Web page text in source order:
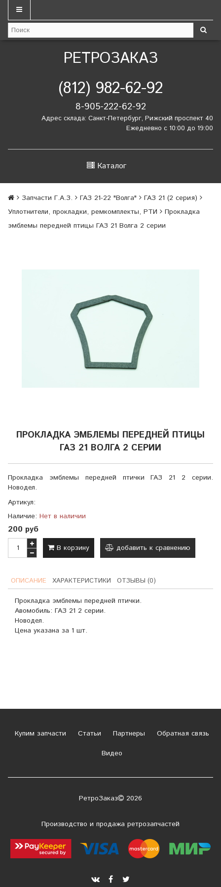
РЕТРОЗАКАЗ
(812) 982-62-92
8-905-222-62-92
Адрес склада: Санкт-Петербург, Рижский проспект 40
Ежедневно с 10:00 до 19:00
Каталог
Запчасти Г.А.З. ГАЗ 21-22 "Волга"
ГАЗ 21 (2 серия)
Уплотнители, прокладки, ремкомплекты, РТИ
Прокладка
эмблемы передней птицы ГАЗ 21 Волга 2 серии
ПРОКЛАДКА ЭМБЛЕМЫ ПЕРЕДНЕЙ ПТИЦЫ
ГАЗ 21 ВОЛГА 2 СЕРИИ
Прокладка эмблемы передней птички ГАЗ 21 2 серии.
Новодел.
Артикул:
Наличие: Нет в наличии
200 руб
В корзину добавить к сравнению
ОПИСАНИЕ ХАРАКТЕРИСТИКИ ОТЗЫВЫ (0)
Прокладка эмблемы передней птички.
Авомобиль: ГАЗ 21 2 серии.
Новодел.
Цена указана за 1 шт.
Купим запчасти Статьи Партнеры
Обратная связь
Видео
РетроЗаказ 2026
Производство и продажа ретрозапчастей